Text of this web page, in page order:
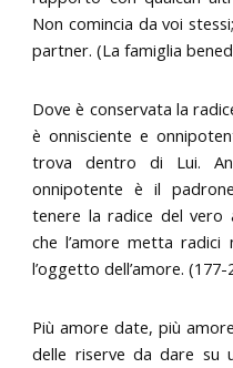
Non comincia da voi
partner. (La famiglia
Dove è conservata la
è onnisciente e
trova dentro di Lui.
onnipotente è il
tenere la radice del vero
che l’amore metta radici
l’oggetto dell’amore. (177-
Più amore date, più
delle riserve da dare su